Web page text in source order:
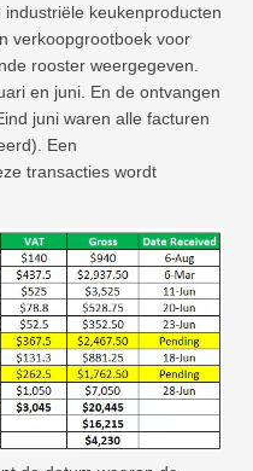
keukenproducten
verkoopgrootboek voor
rooster weergegeven.
en juni. En de ontvangen
juni waren alle facturen
Een
transacties wordt